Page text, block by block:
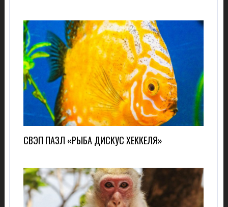
СВЭП ПАЗЛ «РЫБА ДИСКУС ХЕККЕЛЯ»